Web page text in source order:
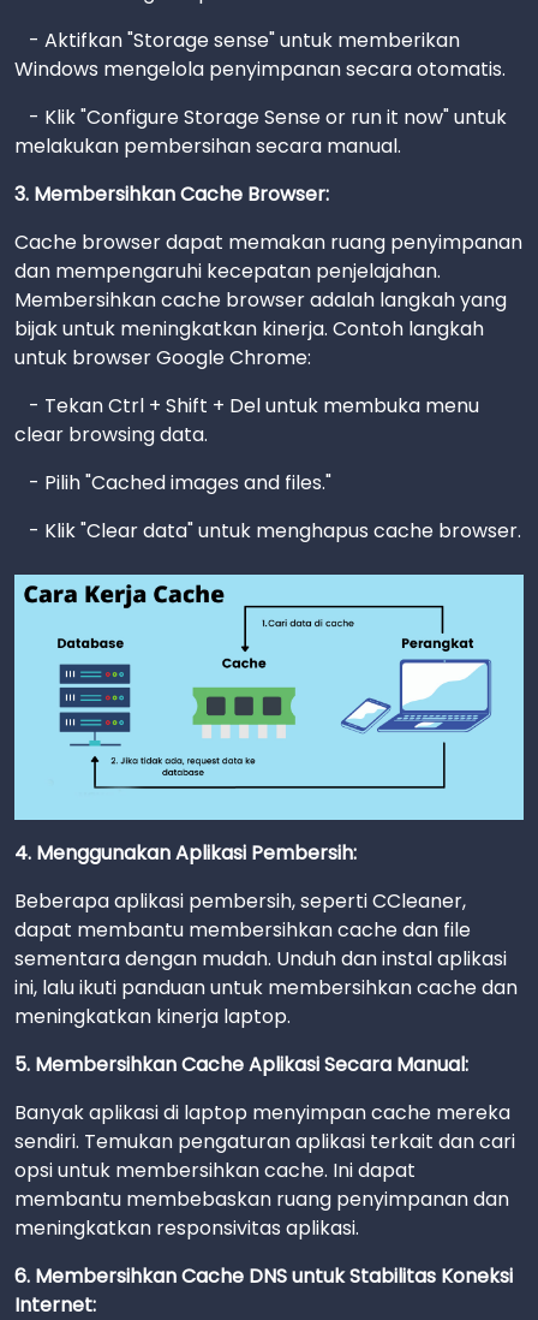
- Aktifkan "Storage sense" untuk memberikan
Windows mengelola penyimpanan secara otomatis.
- Klik "Configure Storage Sense or run it now" untuk
melakukan pembersihan secara manual.
3. Membersihkan Cache Browser:
Cache browser dapat memakan ruang penyimpanan
dan mempengaruhi kecepatan penjelajahan.
Membersihkan cache browser adalah langkah yang
bijak untuk meningkatkan kinerja. Contoh langkah
untuk browser Google Chrome:
- Tekan Ctrl + Shift + Del untuk membuka menu
clear browsing data.
- Pilih "Cached images and files."
- Klik "Clear data" untuk menghapus cache browser.
4. Menggunakan Aplikasi Pembersih:
Beberapa aplikasi pembersih, seperti CCleaner,
dapat membantu membersihkan cache dan file
sementara dengan mudah. Unduh dan instal aplikasi
ini, lalu ikuti panduan untuk membersihkan cache dan
meningkatkan kinerja laptop.
5. Membersihkan Cache Aplikasi Secara Manual:
Banyak aplikasi di laptop menyimpan cache mereka
sendiri. Temukan pengaturan aplikasi terkait dan cari
opsi untuk membersihkan cache. Ini dapat
membantu membebaskan ruang penyimpanan dan
meningkatkan responsivitas aplikasi.
6. Membersihkan Cache DNS untuk Stabilitas Koneksi
Internet: